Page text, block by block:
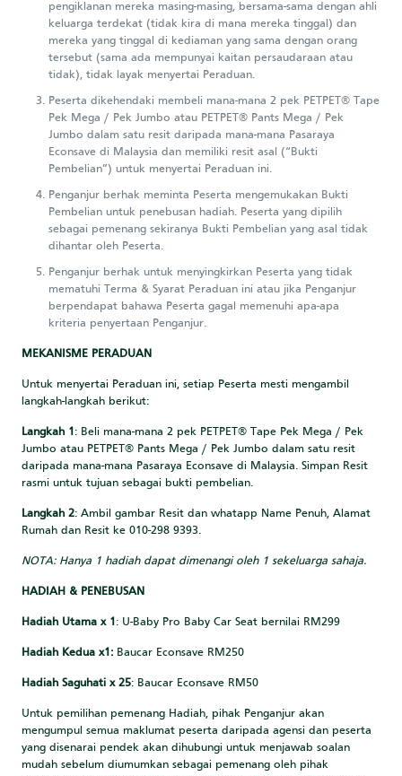
pengiklanan mereka masing-masing, bersama-sama dengan ahli
keluarga terdekat (tidak kira di mana mereka tinggal) dan
mereka yang tinggal di kediaman yang sama dengan orang
tersebut (sama ada mempunyai kaitan persaudaraan atau
tidak), tidak layak menyertai Peraduan.
Peserta dikehendaki membeli mana-mana 2 pek PETPET® Tape
Pek Mega / Pek Jumbo atau PETPET® Pants Mega / Pek
Jumbo dalam satu resit daripada mana-mana Pasaraya
Econsave di Malaysia dan memiliki resit asal (“Bukti
Pembelian”) untuk menyertai Peraduan ini.
Penganjur berhak meminta Peserta mengemukakan Bukti
Pembelian untuk penebusan hadiah. Peserta yang dipilih
sebagai pemenang sekiranya Bukti Pembelian yang asal tidak
dihantar oleh Peserta.
Penganjur berhak untuk menyingkirkan Peserta yang tidak
mematuhi Terma & Syarat Peraduan ini atau jika Penganjur
berpendapat bahawa Peserta gagal memenuhi apa-apa
kriteria penyertaan Penganjur.
MEKANISME PERADUAN
Untuk menyertai Peraduan ini, setiap Peserta mesti mengambil
langkah-langkah berikut:
Langkah 1 : Beli mana-mana 2 pek PETPET® Tape Pek Mega / Pek
Jumbo atau PETPET® Pants Mega / Pek Jumbo dalam satu resit
daripada mana-mana Pasaraya Econsave di Malaysia. Simpan Resit
rasmi untuk tujuan sebagai bukti pembelian.
Langkah 2: Ambil gambar Resit dan whatapp Name Penuh, Alamat
Rumah dan Resit ke 010-298 9393.
NOTA: Hanya 1 hadiah dapat dimenangi oleh 1 sekeluarga sahaja.
HADIAH & PENEBUSAN
Hadiah Utama x 1 : U-Baby Pro Baby Car Seat bernilai RM299
Hadiah Kedua x1: Baucar Econsave RM250
Hadiah Saguhati x 25: Baucar Econsave RM50
Untuk pemilihan pemenang Hadiah, pihak Penganjur akan
mengumpul semua maklumat peserta daripada agensi dan peserta
yang disenarai pendek akan dihubungi untuk menjawab soalan
mudah sebelum diumumkan sebagai pemenang oleh pihak